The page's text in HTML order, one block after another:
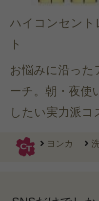
このコス
CT会員様
らクチコ
ハイコンセント
ト
お悩みに沿った
ーチ。朝・夜使
したい実力派コ
ヨンカ